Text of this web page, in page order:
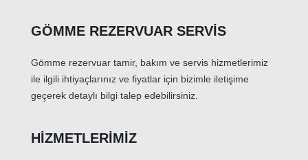
GÖMME REZERVUAR SERVIS
Gömme rezervuar tamir, bakım ve servis hizmetlerimiz
ile ilgili ihtiyaçlarınız ve fiyatlar için bizimle iletişime
geçerek detaylı bilgi talep edebilirsiniz.
HIZMETLERIMIZ